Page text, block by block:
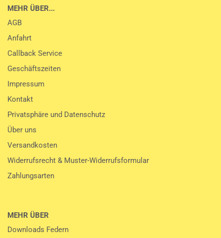
MEHR ÜBER...
AGB
Anfahrt
Callback Service
Geschäftszeiten
Impressum
Kontakt
Privatsphäre und Datenschutz
Über uns
Versandkosten
Widerrufsrecht & Muster-Widerrufsformular
Zahlungsarten
MEHR ÜBER
Downloads Federn